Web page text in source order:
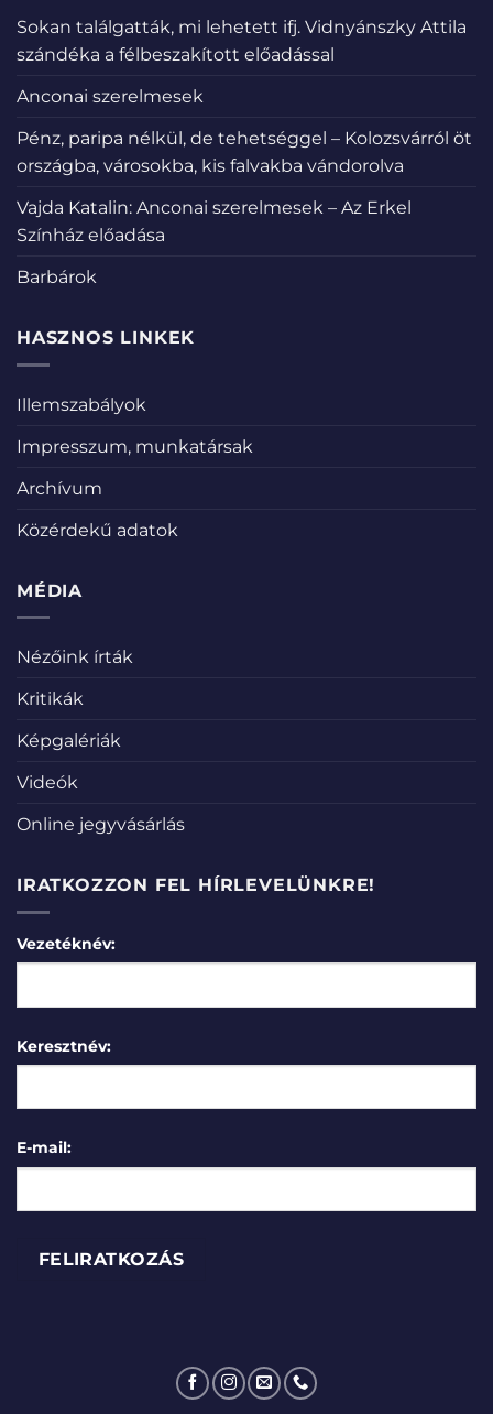
Sokan találgatták, mi lehetett ifj. Vidnyánszky Attila
szándéka a félbeszakított előadással
Anconai szerelmesek
Pénz, paripa nélkül, de tehetséggel – Kolozsvárról öt
országba, városokba, kis falvakba vándorolva
Vajda Katalin: Anconai szerelmesek – Az Erkel
Színház előadása
Barbárok
HASZNOS LINKEK
Illemszabályok
Impresszum, munkatársak
Archívum
Közérdekű adatok
MÉDIA
Nézőink írták
Kritikák
Képgalériák
Videók
Online jegyvásárlás
IRATKOZZON FEL HÍRLEVELÜNKRE!
Vezetéknév:
Keresztnév:
E-mail: